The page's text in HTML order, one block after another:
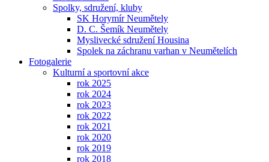
Spolky, sdružení, kluby
SK Horymír Neumětely
D. C. Šemík Neumětely
Myslivecké sdružení Housina
Spolek na záchranu varhan v Neumětelích
Fotogalerie
Kulturní a sportovní akce
rok 2025
rok 2024
rok 2023
rok 2022
rok 2021
rok 2020
rok 2019
rok 2018